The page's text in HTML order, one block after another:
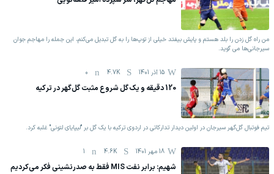
من راه گل زدن را بلد هستم و پایش بیفتد خیلی از توپ‌ها را به گل تبدیل می‌کنم، این جمله را مهاجم جوان
سیرجانی‌ها می گوید.
15 آذر 1401 4.7K
0
120 دقیقه و یک گل شروع مثبت گل‌گهر در ترکیه
تیم فوتبال گل‌گهر سیرجان در اولین دیدار تدارکاتی در اردوی ترکیه با یک گل بر "لیپایای لتونی" غلبه کرد.
18 مهر 1401 4.6K
1
شهیم: برابر نفت MIS فقط به صدرنشینی فکر می‌کردیم